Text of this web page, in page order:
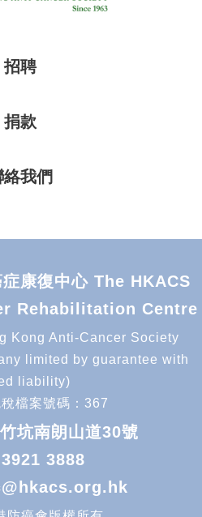
招聘
捐款
絡我們
康復中心 The HKACS
Rehabilitation Centre
Kong Anti-Cancer Society
limited by guarantee with
liability)
檔案號碼：367
坑南朗山道30號
3921 3888